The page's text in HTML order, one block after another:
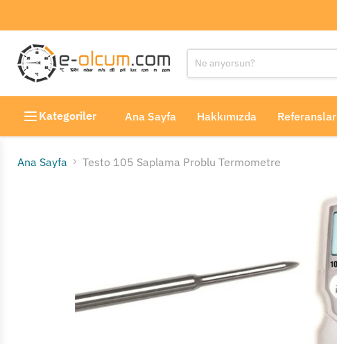
Kategoriler
Ana Sayfa Hakkımızda Referanslar
Ana Sayfa Testo 105 Saplama Problu Termometre